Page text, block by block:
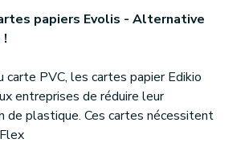
papiers Evolis - Alternative
PVC, les cartes papier Edikio
entreprises de réduire leur
de plastique. Ces cartes nécessitent